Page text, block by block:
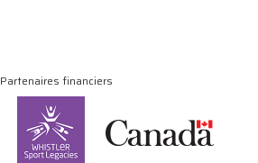
Partenaires financiers